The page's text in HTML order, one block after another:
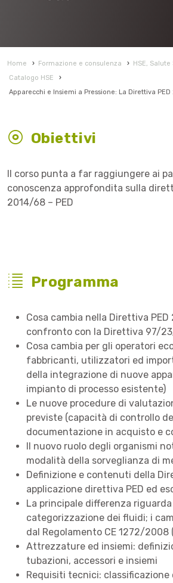
Home › Formazione e consulenza › HSE,
Catalogo HSE
›
Apparecchi e Insiemi a Pressione: La Direttiva
Obiettivi
Il corso punta a far raggiungere ai
conoscenza approfondita sulla
2014/68 – PED
Programma
Cosa cambia nella Direttiva
confronto con la Direttiva 97/
Cosa cambia per gli operatori
fabbricanti, utilizzatori ed
della integrazione di nuove
impianto di processo esistente)
Le nuove procedure di
previste (capacità di controllo
documentazione in acquisto e
Il nuovo ruolo degli organismi
modalità della sorveglianza di
Definizione e contenuti della
applicazione direttiva PED ed
La principale differenza riguarda
categorizzazione dei fluidi; i
dal Regolamento CE 1272/2008
Attrezzature ed insiemi:
tubazioni, accessori e insiemi
Requisiti tecnici: